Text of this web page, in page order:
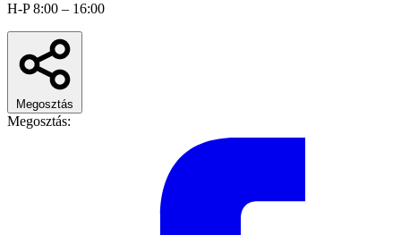
H-P 8:00 – 16:00
Megosztás
Megosztás: